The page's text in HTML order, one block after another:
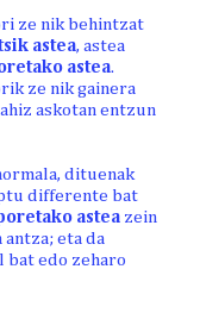
ze nik behintzat
astea, astea
astea.
ze nik gainera
askotan entzun
dituenak
differente bat
astea zein
eta da
bat edo zeharo